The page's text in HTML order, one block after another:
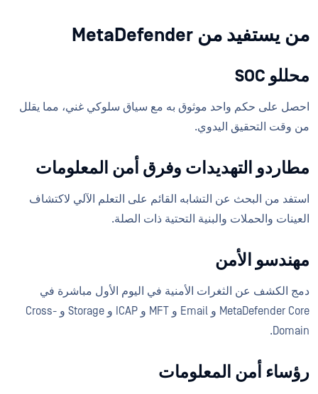
من يستفيد من MetaDefender
محللو SOC
احصل على حكم واحد موثوق به مع سياق سلوكي غني، مما يقلل
من وقت التحقيق اليدوي.
مطاردو التهديدات وفرق أمن المعلومات
استفد من البحث عن التشابه القائم على التعلم الآلي لاكتشاف
العينات والحملات والبنية التحتية ذات الصلة.
مهندسو الأمن
دمج الكشف عن الثغرات الأمنية في اليوم الأول مباشرة في
MetaDefender Core و Email و MFT و ICAP و Storage و Cross-
Domain.
رؤساء أمن المعلومات